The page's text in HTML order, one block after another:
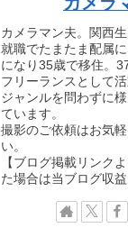
カメラマン夫。関西生
就職でたまたま配属
になり35歳で移住。
フリーランスとして活
ジャンルを問わずに
ています。
撮影のご依頼はお気
い。
【ブログ掲載リンク
た場合は当ブログ収益